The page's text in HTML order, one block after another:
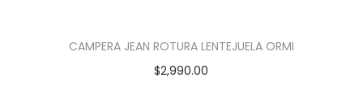
CAMPERA JEAN ROTURA LENTEJUELA ORMI
$2,990.00